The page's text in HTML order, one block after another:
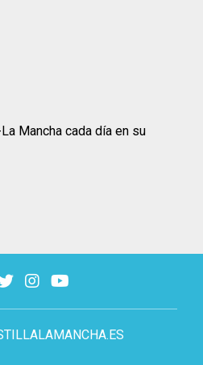
Mancha cada día en su